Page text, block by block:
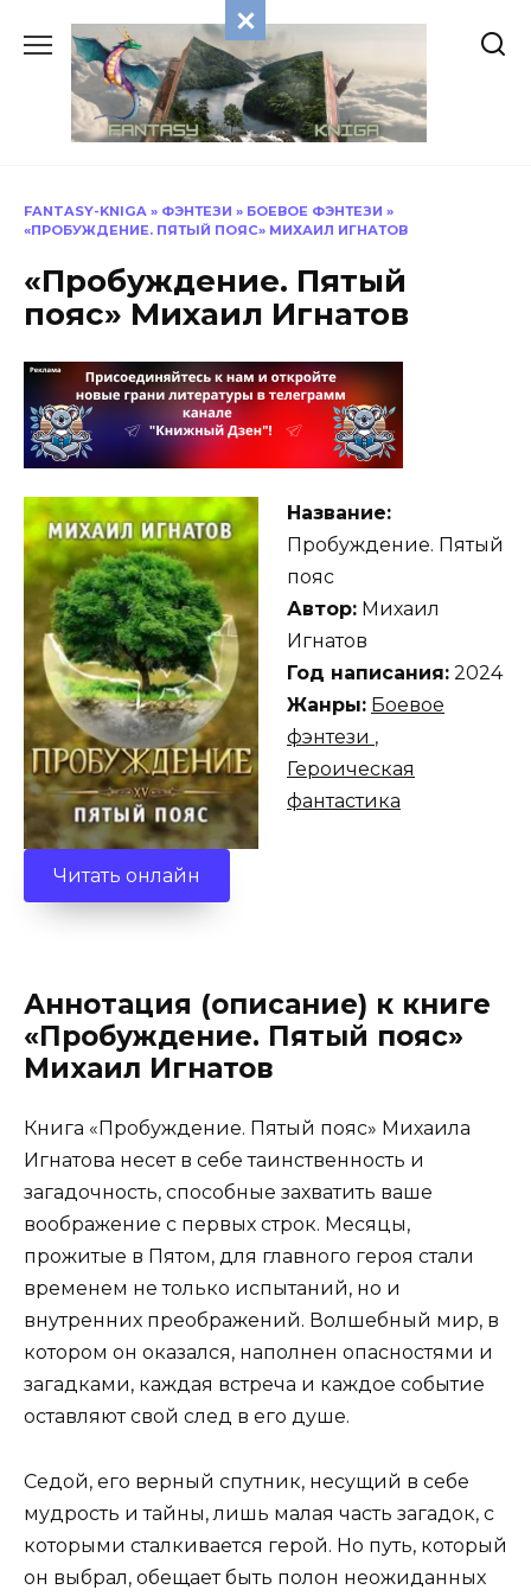
содержанию
FANTASY-KNIGA » ФЭНТЕЗИ » БОЕВОЕ ФЭНТЕЗИ »
«ПРОБУЖДЕНИЕ. ПЯТЫЙ ПОЯС» МИХАИЛ ИГНАТОВ
«Пробуждение. Пятый
пояс» Михаил Игнатов
Название:
Пробуждение. Пятый
пояс
Автор: Михаил
Игнатов
Год написания: 2024
Жанры: Боевое
фэнтези ,
Героическая
фантастика
Читать онлайн
Аннотация (описание) к книге
«Пробуждение. Пятый пояс»
Михаил Игнатов
Книга «Пробуждение. Пятый пояс» Михаила
Игнатова несет в себе таинственность и
загадочность, способные захватить ваше
воображение с первых строк. Месяцы,
прожитые в Пятом, для главного героя стали
временем не только испытаний, но и
внутренних преображений. Волшебный мир, в
котором он оказался, наполнен опасностями и
загадками, каждая встреча и каждое событие
оставляют свой след в его душе.
Седой, его верный спутник, несущий в себе
мудрость и тайны, лишь малая часть загадок, с
которыми сталкивается герой. Но путь, который
он выбрал, обещает быть полон неожиданных